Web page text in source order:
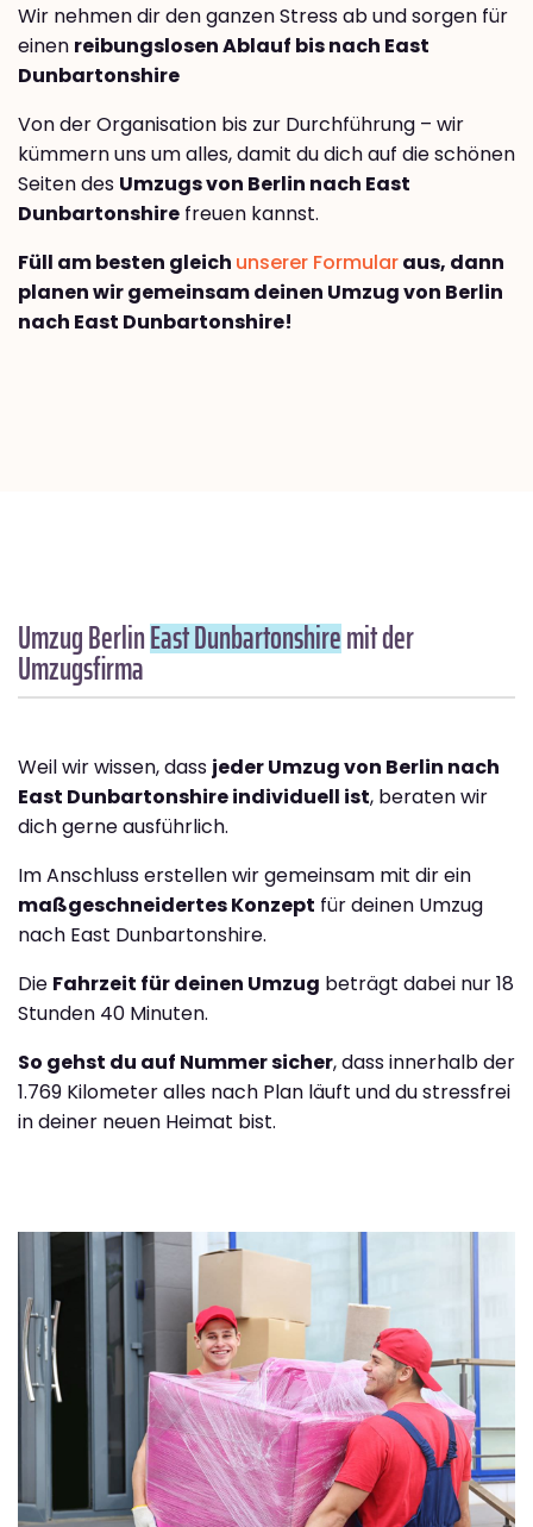
Wir nehmen dir den ganzen Stress ab und sorgen für
einen reibungslosen Ablauf bis nach East
Dunbartonshire
Von der Organisation bis zur Durchführung – wir
kümmern uns um alles, damit du dich auf die schönen
Seiten des Umzugs von Berlin nach East
Dunbartonshire freuen kannst.
Füll am besten gleich unserer Formularaus, dann
planen wir gemeinsam deinen Umzug von Berlin
nach East Dunbartonshire!
Umzug BerlinEast Dunbartonshiremit der
Umzugsfirma
Weil wir wissen, dass jeder Umzug von Berlin nach
East Dunbartonshire individuell ist, beraten wir
dich gerne ausführlich.
Im Anschluss erstellen wir gemeinsam mit dir ein
maßgeschneidertes Konzept für deinen Umzug
nach East Dunbartonshire.
Die Fahrzeit für deinen Umzug beträgt dabei nur 18
Stunden 40 Minuten.
So gehst du auf Nummer sicher, dass innerhalb der
1.769 Kilometer alles nach Plan läuft und du stressfrei
in deiner neuen Heimat bist.